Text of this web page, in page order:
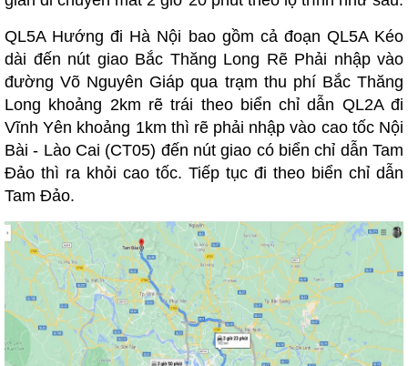
QL5A Hướng đi Hà Nội bao gồm cả đoạn QL5A Kéo
dài đến nút giao Bắc Thăng Long Rẽ Phải nhập vào
đường Võ Nguyên Giáp qua trạm thu phí Bắc Thăng
Long khoảng 2km rẽ trái theo biển chỉ dẫn QL2A đi
Vĩnh Yên khoảng 1km thì rẽ phải nhập vào cao tốc Nội
Bài - Lào Cai (CT05) đến nút giao có biển chỉ dẫn Tam
Đảo thì ra khỏi cao tốc. Tiếp tục đi theo biển chỉ dẫn
Tam Đảo.